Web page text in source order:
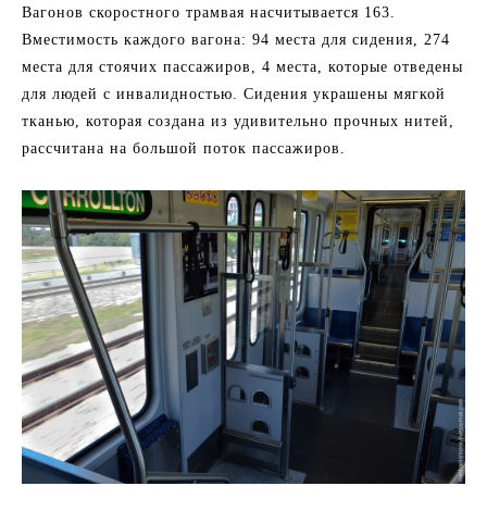
Вагонов скоростного трамвая насчитывается 163.
Вместимость каждого вагона: 94 места для сидения, 274
места для стоячих пассажиров, 4 места, которые отведены
для людей с инвалидностью. Сидения украшены мягкой
тканью, которая создана из удивительно прочных нитей,
рассчитана на большой поток пассажиров.